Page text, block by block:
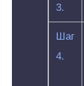
3.
Шаг
4.